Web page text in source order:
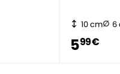
10 cm 6
599 €